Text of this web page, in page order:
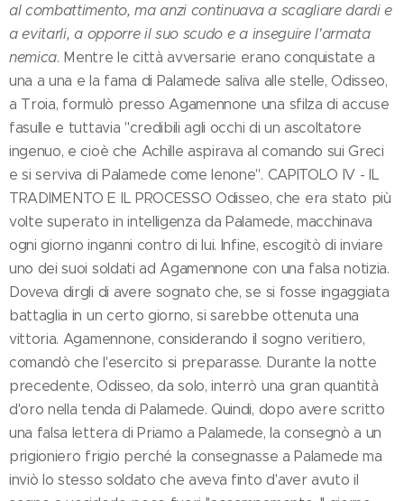
al combattimento, ma anzi continuava a scagliare dardi e
a evitarli, a opporre il suo scudo e a inseguire l'armata
nemica. Mentre le città avversarie erano conquistate a
una a una e la fama di Palamede saliva alle stelle, Odisseo,
a Troia, formulò presso Agamennone una sfilza di accuse
fasulle e tuttavia "credibili agli occhi di un ascoltatore
ingenuo, e cioè che Achille aspirava al comando sui Greci
e si serviva di Palamede come lenone". CAPITOLO IV - IL
TRADIMENTO E IL PROCESSO Odisseo, che era stato più
volte superato in intelligenza da Palamede, macchinava
ogni giorno inganni contro di lui. Infine, escogitò di inviare
uno dei suoi soldati ad Agamennone con una falsa notizia.
Doveva dirgli di avere sognato che, se si fosse ingaggiata
battaglia in un certo giorno, si sarebbe ottenuta una
vittoria. Agamennone, considerando il sogno veritiero,
comandò che l'esercito si preparasse. Durante la notte
precedente, Odisseo, da solo, interrò una gran quantità
d'oro nella tenda di Palamede. Quindi, dopo avere scritto
una falsa lettera di Priamo a Palamede, la consegnò a un
prigioniero frigio perché la consegnasse a Palamede ma
inviò lo stesso soldato che aveva finto d'aver avuto il